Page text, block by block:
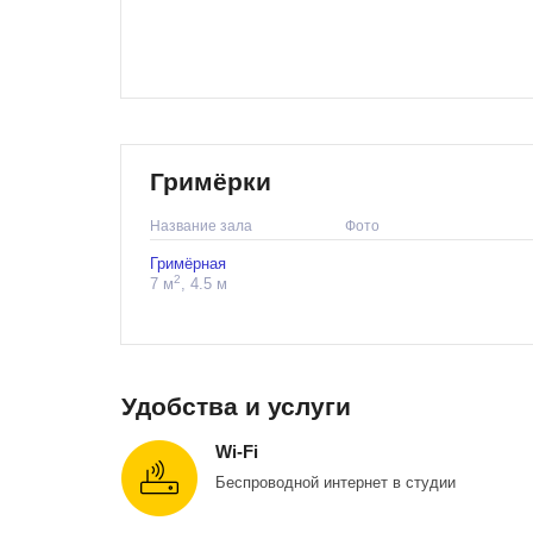
Гримёрки
Название зала Фото
Гримёрная
7 м2, 4.5 м
Удобства и услуги
Wi-Fi
Беспроводной интернет в студии